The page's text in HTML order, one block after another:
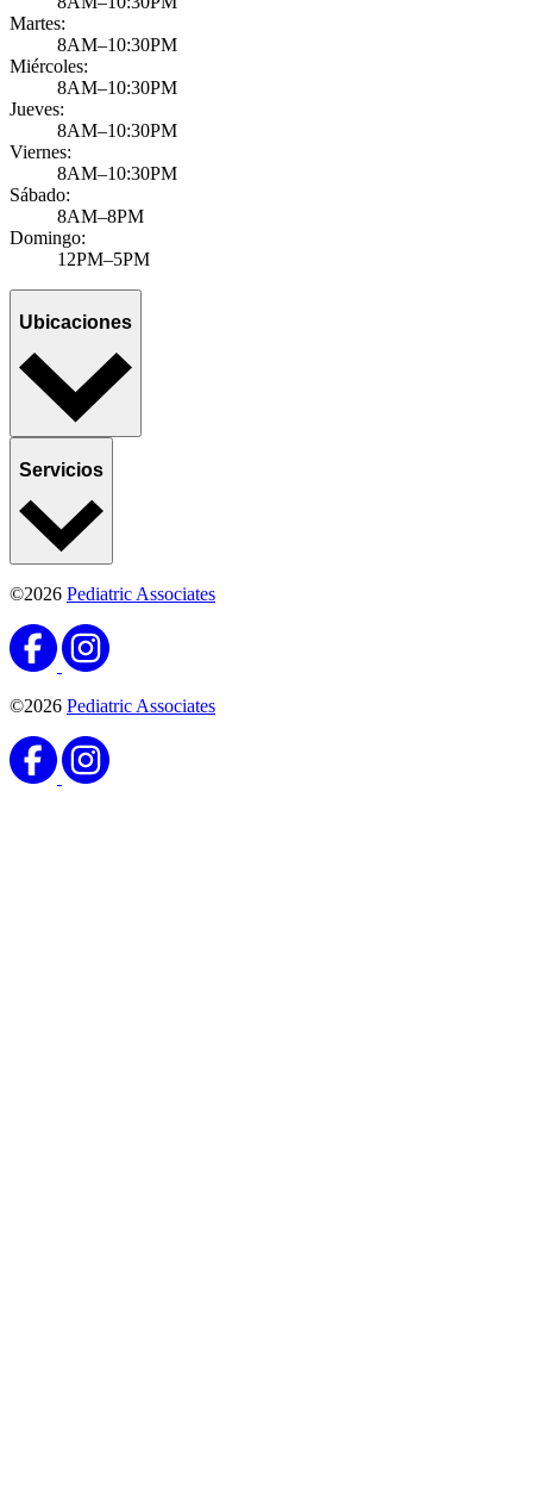
Martes:
8AM–10:30PM
Miércoles:
8AM–10:30PM
Jueves:
8AM–10:30PM
Viernes:
8AM–10:30PM
Sábado:
8AM–8PM
Domingo:
12PM–5PM
Ubicaciones
Servicios
©2026 Pediatric Associates
©2026 Pediatric Associates